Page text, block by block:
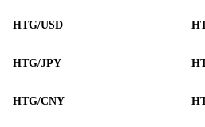
HTG/USD
HTG/JPY
HTG/CNY